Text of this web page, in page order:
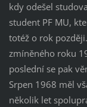
kdy odešel
student PF MU,
totéž o rok
zmíněného roku
poslední se pak
Srpen 1968 měl
několik let